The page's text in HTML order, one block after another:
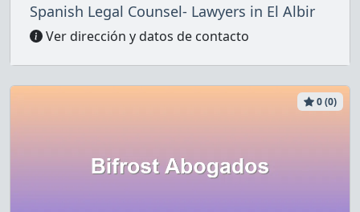
Spanish Legal Counsel- Lawyers in El Albir
Ver dirección y datos de contacto
0 (0)